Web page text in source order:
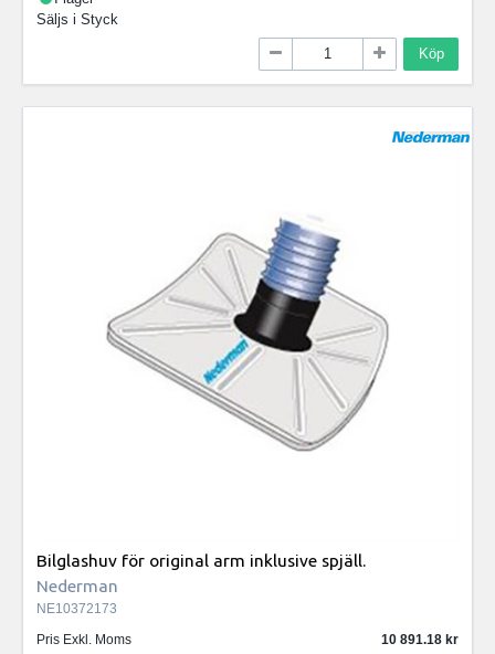
Säljs i Styck
Köp
Bilglashuv för original arm inklusive spjäll.
Nederman
NE10372173
Pris Exkl. Moms
10 891.18